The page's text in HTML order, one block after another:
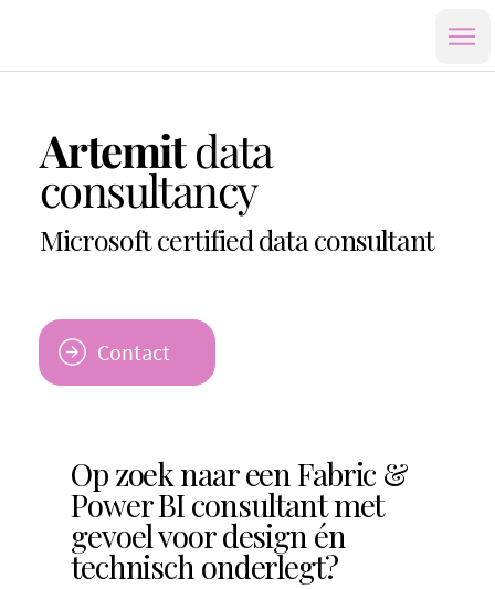
Artemitdata
consultancy
Microsoft certified data consultant
Contact
Op zoek naar een Fabric &
Power BI consultant met
gevoel voor design én
technisch onderlegt?